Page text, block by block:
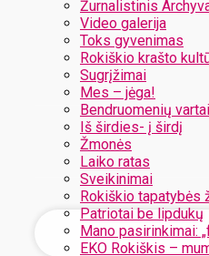
Žurnalistinis
Video galerija
Toks gyvenimas
Rokiškio krašto
Sugrįžimai
Mes – jėga!
Bendruomenių vartai
Iš širdies- į širdį
Žmonės
Laiko ratas
Sveikinimai
Rokiškio tapatybės
Patriotai be lipdukų
Mano pasirinkimai:
EKO Rokiškis –